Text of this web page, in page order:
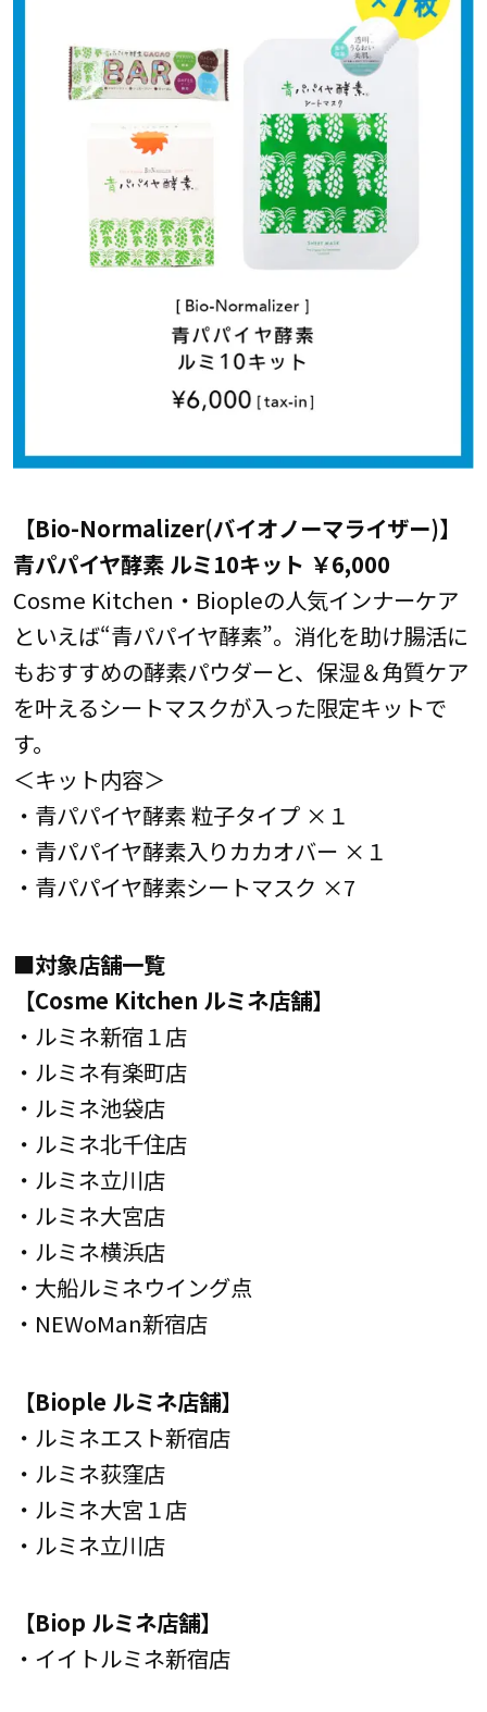
【Bio-Normalizer(バイオノーマライザー)】
青パパイヤ酵素 ルミ10キット ￥6,000
Cosme Kitchen・Biopleの人気インナーケア
といえば“青パパイヤ酵素”。消化を助け腸活に
もおすすめの酵素パウダーと、保湿＆角質ケア
を叶えるシートマスクが入った限定キットで
す。
＜キット内容＞
・青パパイヤ酵素 粒子タイプ ×１
・青パパイヤ酵素入りカカオバー ×１
・青パパイヤ酵素シートマスク ×7
■対象店舗一覧
【Cosme Kitchen ルミネ店舗】
・ルミネ新宿１店
・ルミネ有楽町店
・ルミネ池袋店
・ルミネ北千住店
・ルミネ立川店
・ルミネ大宮店
・ルミネ横浜店
・大船ルミネウイング点
・NEWoMan新宿店
【Biople ルミネ店舗】
・ルミネエスト新宿店
・ルミネ荻窪店
・ルミネ大宮１店
・ルミネ立川店
【Biop ルミネ店舗】
・イイトルミネ新宿店